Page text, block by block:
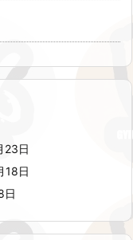
23日
18日
日